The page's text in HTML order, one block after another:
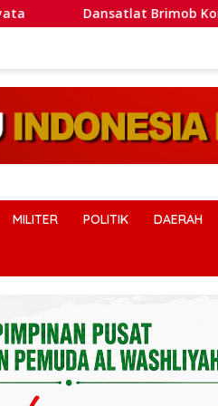
Korbrimob Buka Pelatihan
MILITER POLITIK DAERAH